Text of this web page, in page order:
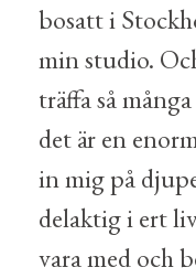
bosatt i
min studio.
träffa så
det är en
in mig på
delaktig i ert
vara med och